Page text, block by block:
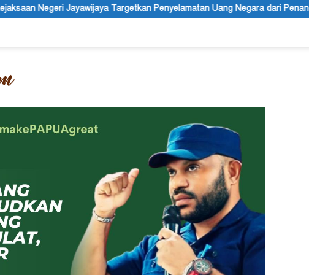
Targetkan Penyelamatan Uang Negara dari Penanganan Perkara Korupsi